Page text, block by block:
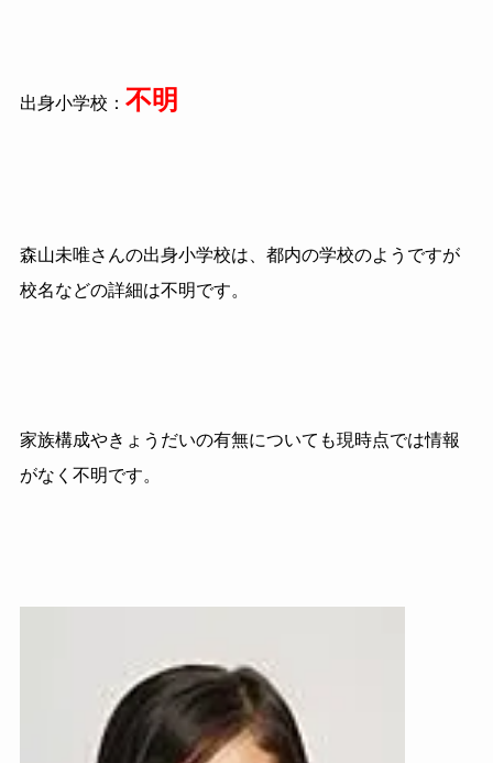
出身小学校： 不明
森山未唯さんの出身小学校は、都内の学校のようですが
校名などの詳細は不明です。
家族構成やきょうだいの有無についても現時点では情報
がなく不明です。